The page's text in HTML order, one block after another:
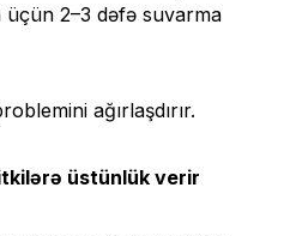
2–3 dəfə suvarma
ağırlaşdırır.
üstünlük verir